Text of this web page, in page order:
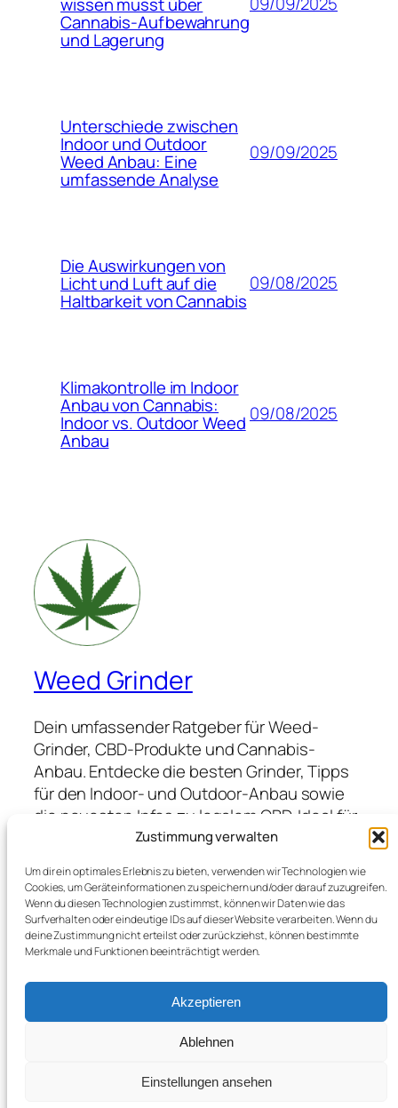
Zustimmung verwalten
Um dir ein optimales Erlebnis zu bieten, verwenden wir Technologien wie
Cookies, um Geräteinformationen zu speichern und/oder darauf zuzugreifen.
Wenn du diesen Technologien zustimmst, können wir Daten wie das
Surfverhalten oder eindeutige IDs auf dieser Website verarbeiten. Wenn du
deine Zustimmung nicht erteilst oder zurückziehst, können bestimmte
Merkmale und Funktionen beeinträchtigt werden.
Akzeptieren
Ablehnen
Einstellungen ansehen
Cannabis-Aufbewahrung
und Lagerung
Unterschiede zwischen
Indoor und Outdoor
Weed Anbau: Eine
umfassende Analyse
09/09/2025
Die Auswirkungen von
Licht und Luft auf die
Haltbarkeit von Cannabis
09/08/2025
Klimakontrolle im Indoor
Anbau von Cannabis:
Indoor vs. Outdoor Weed
Anbau
09/08/2025
Weed Grinder
Dein umfassender Ratgeber für Weed-
Grinder, CBD-Produkte und Cannabis-
Anbau. Entdecke die besten Grinder, Tipps
für den Indoor- und Outdoor-Anbau sowie
die neuesten Infos zu legalem CBD. Ideal für
Anfänger und Profis, die hochwertige
profitieren möchten.
Blog
Veranstaltungen
Twenty Twenty-Five Gestaltet mit